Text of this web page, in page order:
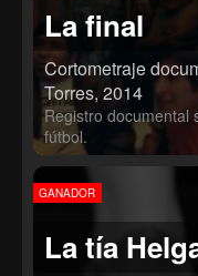
La final
Cortometraje
Torres, 2014
Registro documental
fútbol.
GANADOR
La tía